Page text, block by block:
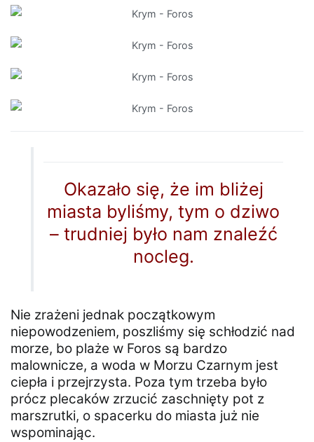
Okazało się, że im bliżej
miasta byliśmy, tym o dziwo
– trudniej było nam znaleźć
nocleg.
Nie zrażeni jednak początkowym
niepowodzeniem, poszliśmy się schłodzić nad
morze, bo plaże w Foros są bardzo
malownicze, a woda w Morzu Czarnym jest
ciepła i przejrzysta. Poza tym trzeba było
prócz plecaków zrzucić zaschnięty pot z
marszrutki, o spacerku do miasta już nie
wspominając.